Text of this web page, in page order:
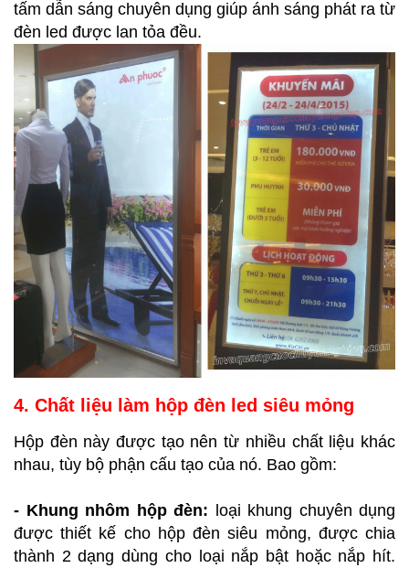
tấm dẫn sáng chuyên dụng giúp ánh sáng phát ra từ
đèn led được lan tỏa đều.
4. Chất liệu làm hộp đèn led siêu mỏng
Hộp đèn này được tạo nên từ nhiều chất liệu khác
nhau, tùy bộ phận cấu tạo của nó. Bao gồm:
- Khung nhôm hộp đèn: loại khung chuyên dụng
được thiết kế cho hộp đèn siêu mỏng, được chia
thành 2 dạng dùng cho loại nắp bật hoặc nắp hít.